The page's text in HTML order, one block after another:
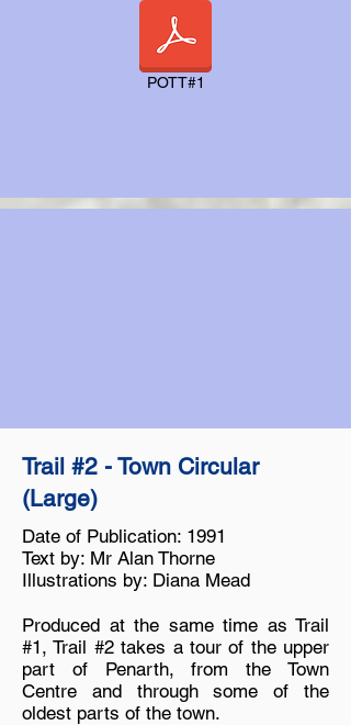
POTT#1
Trail #2 - Town Circular
(Large)
Date of Publication: 1991
Text by: Mr Alan Thorne
Illustrations by: Diana Mead
Produced at the same time as Trail
#1, Trail #2 takes a tour of the upper
part of Penarth, from the Town
Centre and through some of the
oldest parts of the town.